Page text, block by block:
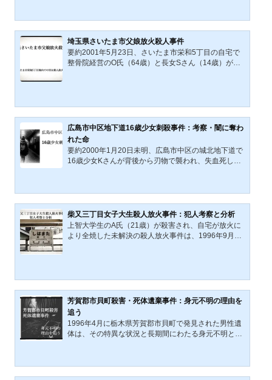
りが開催されていた。そこには、いつもの平穏な日常
のなかの細やかな非日常があった。人々の平穏な日常
と細やかな非日常の夜を撃ちぬいた八王子スーパー強
盗殺人事件（八王子スーパーナンペイ強盗殺人事件）
の犯人像と背景を推理しながら未解決事件（2023年時
埼玉県さいたま市父娘放火殺人事件
要約2001年5月23日、さいたま市栄和5丁目の自宅で
整骨院経営のO氏（64歳）と長女Sさん（14歳）が刺
摘される。時効撤廃後も捜査は継続中で、市民からの
情報提供と科学鑑定の進歩に解決の望みが託されてい
る。2001年5月23日（水曜日）「埼玉県さいたま市栄
和5丁目」内において、悲...
広島市中区地下道16歳少女刺殺事件：考察・闇に奪わ
れた命
要約2000年1月20日未明、広島市中区の城北地下道で
16歳少女Kさんが背後から刃物で襲われ、失血死した
警は最新鑑定機器を導入し再捜査を進めている。事件
は1990〜2000年代に多発した無差別通り魔や少年に
よる刃物犯罪の時代背景を映し出し、防犯や社会的弱
者保護の課題を突きつけている。広島市中区地下道で
発生した16歳少女の刺殺事件は、2000年1月20日に起
柴又三丁目女子大生殺人放火事件：犯人考察と分析
上智大学生のA氏（21歳）が殺害され、自宅が放火に
より全焼した未解決の殺人放火事件は、1996年9月9
いるが、解決には至っていない。本記事では、1996年
9月9日に東京都葛飾区柴又で発生した女子大生殺害事
件における犯人の潜在的な動機と犯人像について、利
用可能な情報を基に推測...
芳賀郡市貝町殺害・死体遺棄事件：身元不明の理由を
追う
1996年4月に栃木県芳賀郡市貝町で発見された男性遺
体は、その特異な状況と長期間にわたる身元不明とい
験が必要であり、その一つとして、被害者が北朝鮮工
作員を含む外国人であった可能性を考察することは有